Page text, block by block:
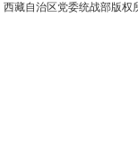
西藏自治区党委统战部版